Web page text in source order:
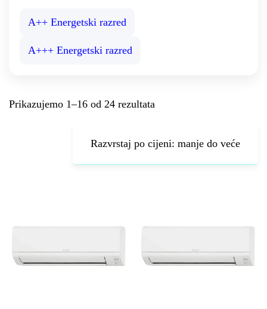
A++ Energetski razred
A+++ Energetski razred
Prikazujemo 1–16 od 24 rezultata